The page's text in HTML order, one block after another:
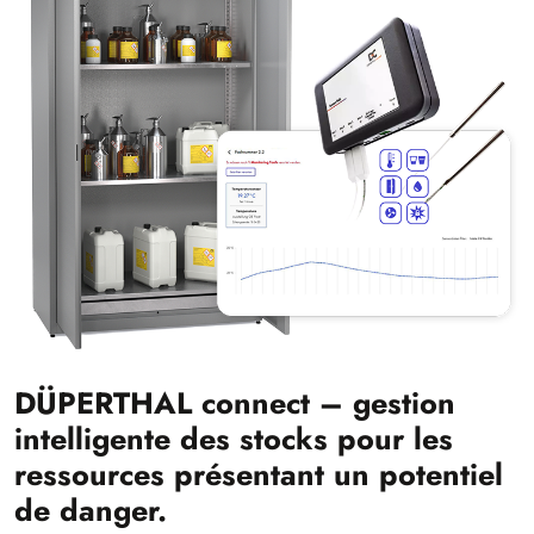
DÜPERTHAL connect – gestion
intelligente des stocks pour les
ressources présentant un potentiel
de danger.